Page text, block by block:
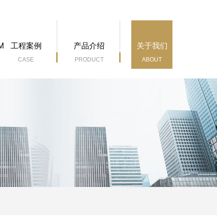
工程案例
CASE
产品介绍
PRODUCT
关于我们
ABOUT